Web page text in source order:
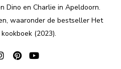
Dino en Charlie in Apeldoorn.
waaronder de bestseller Het
(2023).